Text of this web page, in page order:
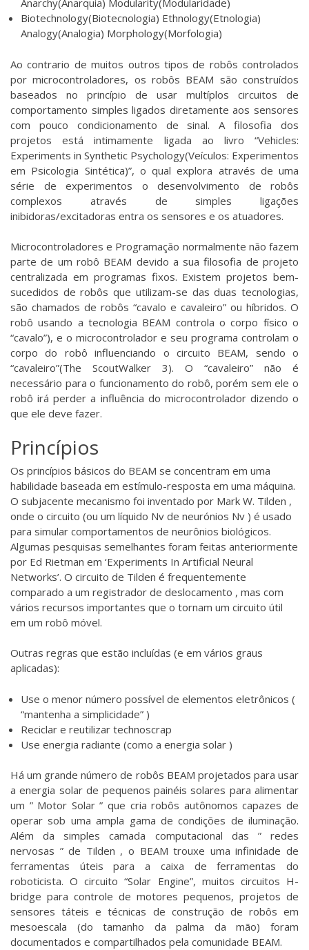
Anarchy(Anarquia) Modularity(Modularidade)
Biotechnology(Biotecnologia) Ethnology(Etnologia)
Analogy(Analogia) Morphology(Morfologia)
Ao contrario de muitos outros tipos de robôs controlados
por microcontroladores, os robôs BEAM são construídos
baseados no princípio de usar multíplos circuitos de
comportamento simples ligados diretamente aos sensores
com pouco condicionamento de sinal. A filosofia dos
projetos está intimamente ligada ao livro “Vehicles:
Experiments in Synthetic Psychology(Veículos: Experimentos
em Psicologia Sintética)”, o qual explora através de uma
série de experimentos o desenvolvimento de robôs
complexos através de simples ligações
inibidoras/excitadoras entra os sensores e os atuadores.
Microcontroladores e Programação normalmente não fazem
parte de um robô BEAM devido a sua filosofia de projeto
centralizada em programas fixos. Existem projetos bem-
sucedidos de robôs que utilizam-se das duas tecnologias,
são chamados de robôs “cavalo e cavaleiro” ou híbridos. O
robô usando a tecnologia BEAM controla o corpo físico o
“cavalo”), e o microcontrolador e seu programa controlam o
corpo do robô influenciando o circuito BEAM, sendo o
“cavaleiro”(The ScoutWalker 3). O “cavaleiro” não é
necessário para o funcionamento do robô, porém sem ele o
robô irá perder a influência do microcontrolador dizendo o
que ele deve fazer.
Princípios
Os princípios básicos do BEAM se concentram em uma
habilidade baseada em estímulo-resposta em uma máquina.
O subjacente mecanismo foi inventado por Mark W. Tilden ,
onde o circuito (ou um líquido Nv de neurónios Nv ) é usado
para simular comportamentos de neurônios biológicos.
Algumas pesquisas semelhantes foram feitas anteriormente
por Ed Rietman em ‘Experiments In Artificial Neural
Networks’. O circuito de Tilden é frequentemente
comparado a um registrador de deslocamento , mas com
vários recursos importantes que o tornam um circuito útil
em um robô móvel.
Outras regras que estão incluídas (e em vários graus
aplicadas):
Use o menor número possível de elementos eletrônicos (
“mantenha a simplicidade” )
Reciclar e reutilizar technoscrap
Use energia radiante (como a energia solar )
Há um grande número de robôs BEAM projetados para usar
a energia solar de pequenos painéis solares para alimentar
um ” Motor Solar ” que cria robôs autônomos capazes de
operar sob uma ampla gama de condições de iluminação.
Além da simples camada computacional das ” redes
nervosas ” de Tilden , o BEAM trouxe uma infinidade de
ferramentas úteis para a caixa de ferramentas do
roboticista. O circuito “Solar Engine”, muitos circuitos H-
bridge para controle de motores pequenos, projetos de
sensores táteis e técnicas de construção de robôs em
mesoescala (do tamanho da palma da mão) foram
documentados e compartilhados pela comunidade BEAM.